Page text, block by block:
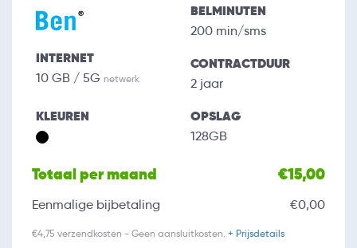
INTERNET
10 GB / 5G netwerk
BELMINUTEN
200 min/sms
CONTRACTDUUR
2 jaar
KLEUREN OPSLAG
128GB
Totaal per maand €15,00
Eenmalige bijbetaling €0,00
€4,75 verzendkosten - Geen aansluitkosten. + Prijsdetails